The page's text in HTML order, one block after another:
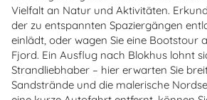
Vielfalt an Natur und Aktivitäten.
der zu entspannten Spaziergängen
einlädt, oder wagen Sie eine Bootstour
Fjord. Ein Ausflug nach Blokhus lohnt
Strandliebhaber – hier erwarten Sie
Sandstrände und die malerische